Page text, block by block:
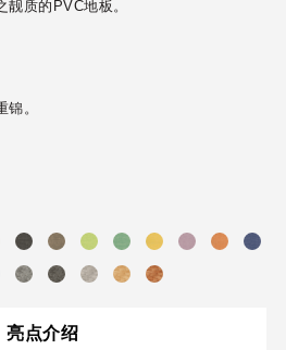
质的PVC地板。
。
亮点介绍